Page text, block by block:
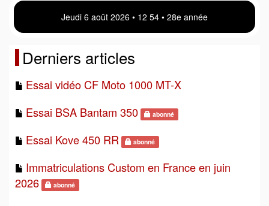
Jeudi 6 août 2026 • 12:54 • 28e année
Derniers articles
Essai vidéo CF Moto 1000 MT-X
Essai BSA Bantam 350
abonné
Essai Kove 450 RR abonné
Immatriculations Custom en France en juin
2026
abonné